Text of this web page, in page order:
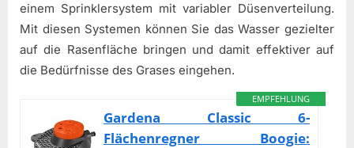
einem Sprinklersystem mit variabler Düsenverteilung.
Mit diesen Systemen können Sie das Wasser gezielter
auf die Rasenfläche bringen und damit effektiver auf
die Bedürfnisse des Grases eingehen.
EMPFEHLUNG
Gardena Classic 6-
Flächenregner Boogie: